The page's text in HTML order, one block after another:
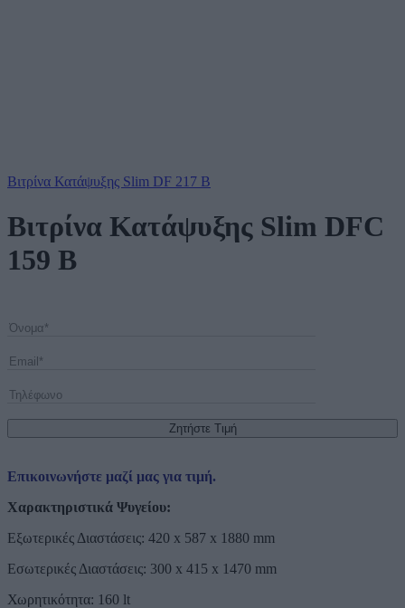
Βιτρίνα Κατάψυξης Slim DF 217 B
Βιτρίνα Κατάψυξης Slim DFC
159 B
Επικοινωνήστε μαζί μας για τιμή.
Χαρακτηριστικά Ψυγείου:
Εξωτερικές Διαστάσεις: 420 x 587 x 1880 mm
Εσωτερικές Διαστάσεις: 300 x 415 x 1470 mm
Χωρητικότητα: 160 lt